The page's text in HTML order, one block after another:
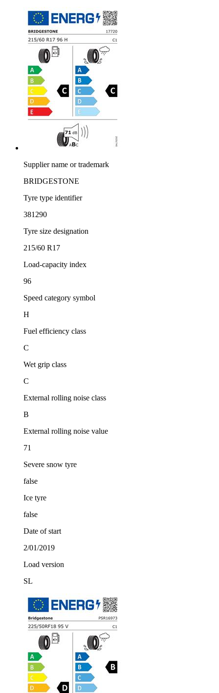
Supplier name or trademark
BRIDGESTONE
Tyre type identifier
381290
Tyre size designation
215/60 R17
Load-capacity index
96
Speed category symbol
H
Fuel efficiency class
C
Wet grip class
C
External rolling noise class
B
External rolling noise value
71
Severe snow tyre
false
Ice tyre
false
Date of start
2/01/2019
Load version
SL